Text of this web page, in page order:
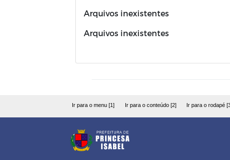
Arquivos inexistentes
Arquivos inexistentes
Ir para o menu [1] Ir para o conteúdo [2] Ir para o rodapé